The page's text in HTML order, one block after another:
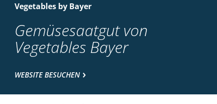
Vegetables by Bayer
Gemüsesaatgut von
Vegetables Bayer
WEBSITE BESUCHEN